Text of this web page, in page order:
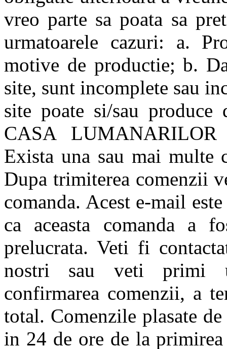
vreo parte sa poata sa
urmatoarele cazuri: a.
motive de productie; b.
site, sunt incomplete sau
site poate si/sau produce
CASA LUMANARILOR
Exista una sau mai multe
Dupa trimiterea comenzii
comanda. Acest e-mail
ca aceasta comanda a
prelucrata. Veti fi
nostri sau veti primi
confirmarea comenzii, a
total. Comenzile plasate
in 24 de ore de la